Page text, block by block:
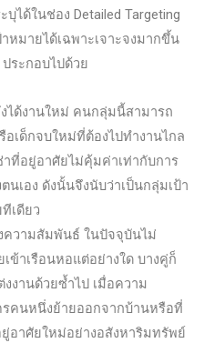
ได้ในช่อง Detailed Targeting
หมายได้เฉพาะเจาะจงมากขึ้น
ระกอบไปด้วย
ได้งานใหม่ คนกลุ่มนี้สามารถ
เด็กจบใหม่ที่ต้องไปทำงานไกล
ที่อยู่อาศัยไม่คุ้มค่าเท่ากับการ
เอง ดังนั้นจึงนับว่าเป็นกลุ่มเป้า
เดียว
วามสัมพันธ์ ในปัจจุบันไม่
ข้าเรือนหอแต่อย่างใด บางคู่ก็
งานด้วยซ้ำไป เมื่อความ
คนหนึ่งย้ายออกจากบ้านหรือที่
อาศัยใหม่อย่างอสังหาริมทรัพย์